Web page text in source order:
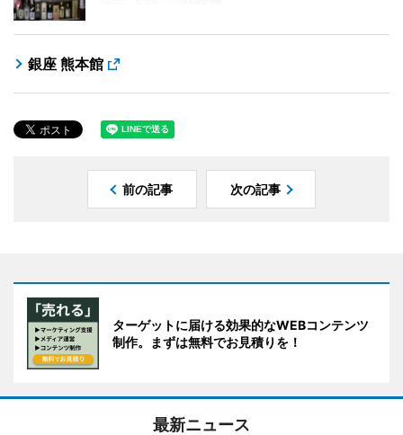
銀座 熊本館
前の記事 次の記事
ターゲットに届ける効果的なWEBコンテンツ
制作。まずは無料でお見積りを！
最新ニュース